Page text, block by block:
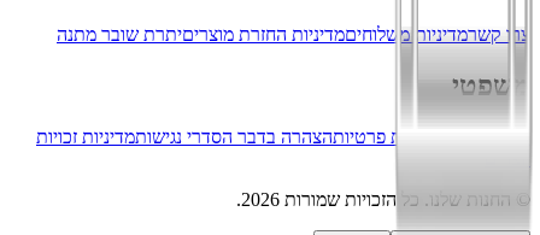
צרו קשרמדיניות משלוחיםמדיניות החזרת מוצריםיתרת שובר מתנה
משפטי
מדיניות פרטיותהצהרה בדבר הסדרי נגישותמדיניות זכויות
© החנות שלנו. כל הזכויות שמורות 2026
.